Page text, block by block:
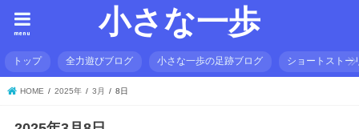
小さな一歩
menu
トップ 全力遊びブログ 小さな一歩の足跡ブログ ショートストー
HOME 2025年 3月 8日